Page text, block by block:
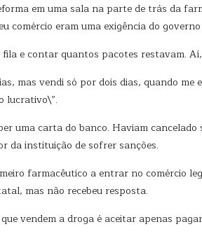
em uma sala na parte de trás da
comércio eram uma exigência do
e contar quantos pacotes restavam.
mas vendi só por dois dias, quando
lucrativo\”.
uma carta do banco. Haviam
da instituição de sofrer sanções.
farmacêutico a entrar no comércio
mas não recebeu resposta.
vendem a droga é aceitar apenas